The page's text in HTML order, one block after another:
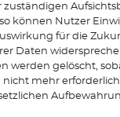
zuständigen
können Nutzer
für die
Daten
werden gelöscht,
mehr